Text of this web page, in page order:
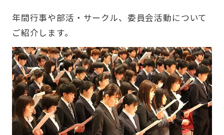
年間行事や部活・サークル、委員会活動について
ご紹介します。